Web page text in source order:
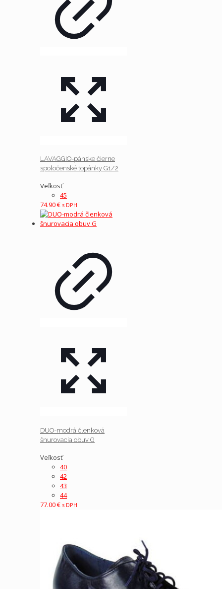
LAVAGGIO-pánske čierne
spoločenské topánky G1/2
Veľkosť
45
74.90€ s DPH
DUO-modrá členková
šnurovacia obuv G
Veľkosť
40
42
43
44
77.00€ s DPH